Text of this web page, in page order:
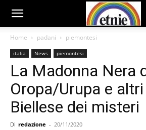
Home padani piemontesi
italia News piemontesi
La Madonna Nera
Oropa/Urupa e
Biellese dei misteri
Di redazione - 20/11/2020